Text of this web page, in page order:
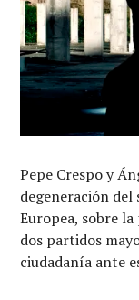
Pepe Crespo y
degeneración
Europea, sobre
dos partidos
ciudadanía ante